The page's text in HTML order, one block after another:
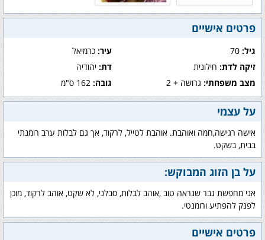
פרטים אישיים
גיל: עיר:כרמיאל
זיקה לדת: חילונית דת:יהודיה
מצב משפחתי: גרושה + 2 גובה:162 ס"מ
על עצמי
אישה רגישה,חמה ואוהבת. אוהבת לטייל, לרקוד, אך גם לבלות ערב רומנתי
בבית, בשקט.
על בן הזוג המבוקש:
אני מחפשת גבר שנראה טוב ,אוהב לבלות, סבלני, לא שקט, אוהב לרקוד, מוכן
לפנק להפתיע ורומנטי.
פרטים אישיים